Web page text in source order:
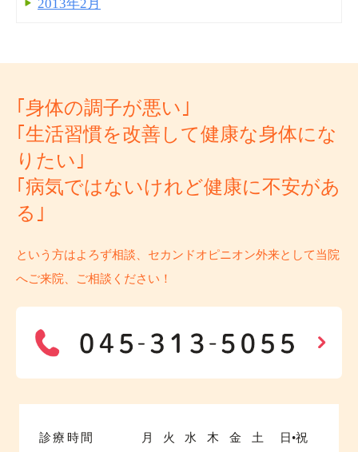
2013年2月
｢身体の調子が悪い｣
｢生活習慣を改善して健康な身体にな
りたい｣
｢病気ではないけれど健康に不安があ
る｣
という方はよろず相談、セカンドオピニオン外来として当院
へご来院、ご相談ください！
診療時間 月 火 水 木 金 土 日•祝